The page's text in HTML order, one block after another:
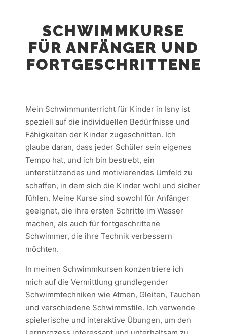
SCHWIMMKURSE
FÜR ANFÄNGER UND
FORTGESCHRITTENE
Mein Schwimmunterricht für Kinder in Isny ist
speziell auf die individuellen Bedürfnisse und
Fähigkeiten der Kinder zugeschnitten. Ich
glaube daran, dass jeder Schüler sein eigenes
Tempo hat, und ich bin bestrebt, ein
unterstützendes und motivierendes Umfeld zu
schaffen, in dem sich die Kinder wohl und sicher
fühlen. Meine Kurse sind sowohl für Anfänger
geeignet, die ihre ersten Schritte im Wasser
machen, als auch für fortgeschrittene
Schwimmer, die ihre Technik verbessern
möchten.
In meinen Schwimmkursen konzentriere ich
mich auf die Vermittlung grundlegender
Schwimmtechniken wie Atmen, Gleiten, Tauchen
und verschiedene Schwimmstile. Ich verwende
spielerische und interaktive Übungen, um den